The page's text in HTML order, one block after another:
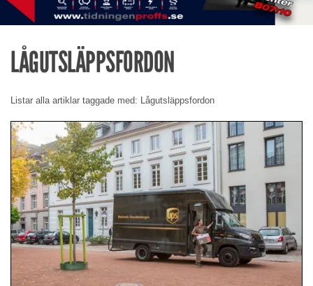
LÅGUTSLÄPPSFORDON
Listar alla artiklar taggade med: Lågutsläppsfordon